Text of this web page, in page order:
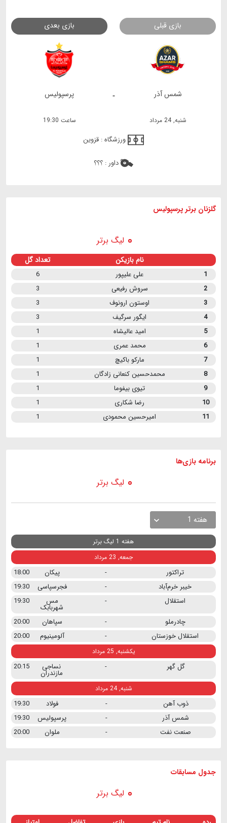
بازی قبلی بازی بعدی
- شمس آذر پرسپولیس
شنبه, 24 مرداد ساعت 19:30
ورزشگاه : قزوین
داور : ؟؟؟
گلزنان برتر پرسپولیس
لیگ برتر
نام بازیکن تعداد گل
1 علی علیپور
6
2
سروش رفیعی
3
3
اوستون ارونوف
3
4
ایگور سرگیف
3
5
امید عالیشاه
1
6
محمد عمری
1
7
مارکو باکیچ
1
8
محمدحسین کنعانی زادگان
1
9
تیوی بیفوما
1
10
رضا شکاری
1
11
امیرحسین محمودی 1
برنامه بازی ها
لیگ برتر
هفته 1
هفته 1 لیگ برتر
جمعه, 23 مرداد
تراکتور - پیکان
18:00
خیبر خرم‌آباد
- فجرسپاسی
19:30
استقلال
- مس
شهربابک
19:30
چادرملو
- سپاهان
20:00
استقلال خوزستان
- آلومینیوم 20:00
یکشنبه, 25 مرداد
گل گهر - نساجی
مازندران
20:15
شنبه, 24 مرداد
ذوب آهن - فولاد
19:30
شمس آذر
- پرسپولیس
19:30
صنعت نفت
- ملوان 20:00
جدول مسابقات
لیگ برتر